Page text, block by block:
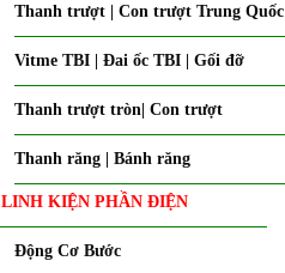
Thanh trượt | Con trượt Trung Quốc
Vitme TBI | Đai ốc TBI | Gối đỡ
Thanh trượt tròn| Con trượt
Thanh răng | Bánh răng
LINH KIỆN PHẦN ĐIỆN
Động Cơ Bước